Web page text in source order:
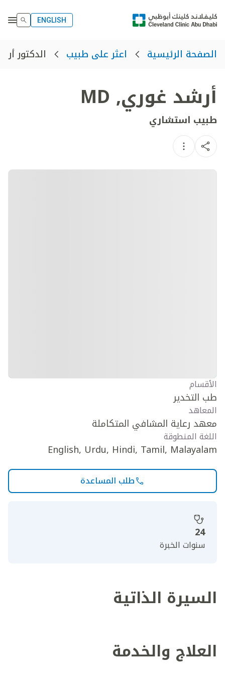
ENGLISH
الصفحة الرئيسية اعثر على طبيب الدكتور
أرشد غوري,
MD
طبيب استشاري
الأقسام
طب التخدير
المعاهد
معهد رعاية المشافي المتكاملة
اللغة المنطوقة
English, Urdu, Hindi, Tamil, Malayalam
طلب المساعدة
24
سنوات الخبرة
السيرة الذاتية
العلاج والخدمة